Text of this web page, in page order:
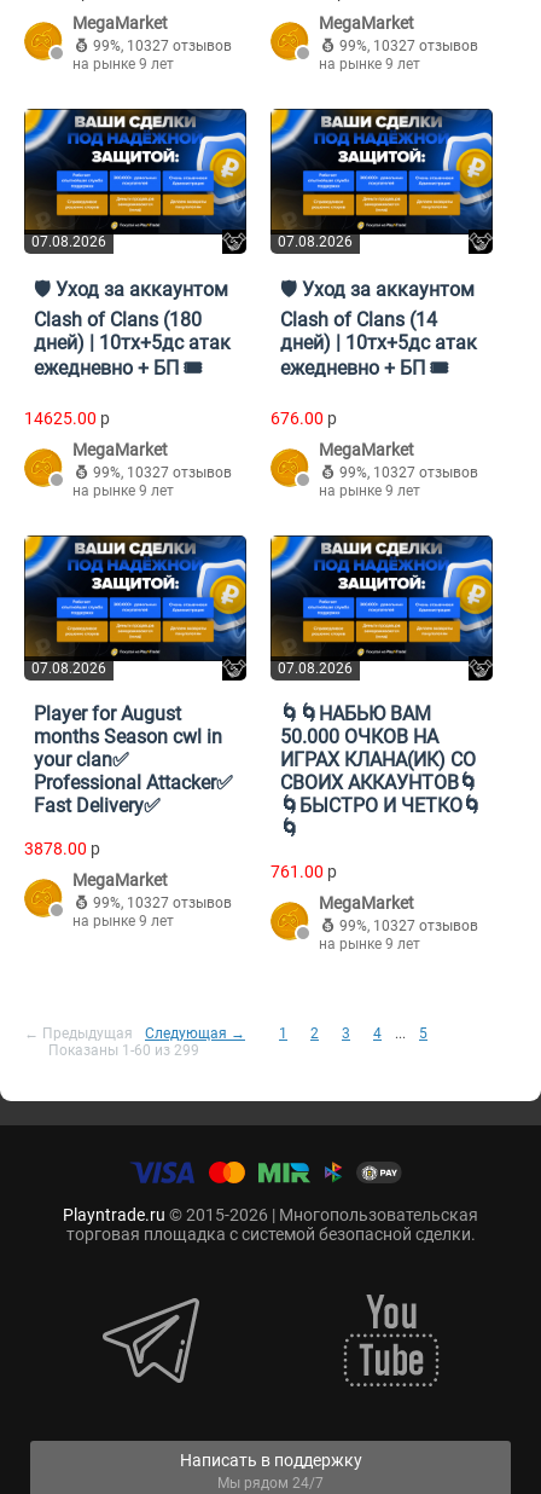
MegaMarket
99%, 10327 отзывов
на рынке 9 лет
MegaMarket
99%, 10327 отзывов
на рынке 9 лет
07.08.2026
🛡️ Уход за аккаунтом
Clash of Clans (180
дней) | 10тх+5дс атак
ежедневно + БП 🎟️
14625.00 p
MegaMarket
99%, 10327 отзывов
на рынке 9 лет
07.08.2026
🛡️ Уход за аккаунтом
Clash of Clans (14
дней) | 10тх+5дс атак
ежедневно + БП 🎟️
676.00 p
MegaMarket
99%, 10327 отзывов
на рынке 9 лет
07.08.2026
Player for August
months Season cwl in
your clan✅
Professional Attacker✅
Fast Delivery✅
3878.00 p
MegaMarket
99%, 10327 отзывов
на рынке 9 лет
07.08.2026
🌀🌀НАБЬЮ ВАМ
50.000 ОЧКОВ НА
ИГРАХ КЛАНА(ИК) СО
СВОИХ АККАУНТОВ🌀
🌀БЫСТРО И ЧЕТКО🌀
🌀
761.00 p
MegaMarket
99%, 10327 отзывов
на рынке 9 лет
← Предыдущая Следующая → 1 2 3 4 ...
5
Показаны 1-60 из 299
Playntrade.ru © 2015-2026 | Многопользовательская
торговая площадка с системой безопасной сделки.
Написать в поддержку
Мы рядом 24/7